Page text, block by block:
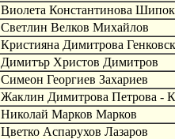
Виолета Константинова
Светлин Велков Михайлов
Кристияна Димитрова
Димитър Христов Димитров
Симеон Георгиев Захариев
Жаклин Димитрова Петрова -
Николай Марков Марков
Цветко Аспарухов Лазаров